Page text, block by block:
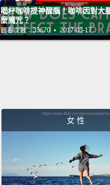
其中一
別？」
I
It's
from
to get
over
喝杯咖啡提神醒腦！咖啡因對大
麼魔咒？
觀看次數：33670 • 2017-03-17
女 性